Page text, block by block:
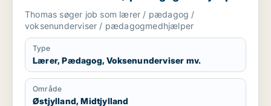
Thomas søger job som lærer / pædagog /
voksenunderviser / pædagogmedhjælper
Type
Lærer, Pædagog, Voksenunderviser mv.
Område
Østjylland, Midtjylland